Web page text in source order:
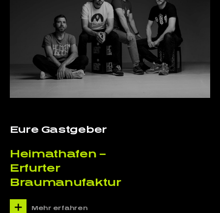
Eure Gastgeber
Heimathafen –
Erfurter
Braumanufaktur
Mehr erfahren